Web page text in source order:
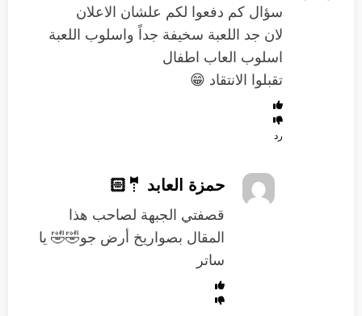
سؤال كم دفعوا لكم علشان الاعلان
لان جد اللعبة سخيفة جداً واسلوب اللعبة
اسلوب العاب اطفال
تقبلوا الانتقاد 😁
رد
حمزة العابد 🤵🏻
قصفتي الجبهة لصاحب هذا
المقال بصواريخ أرض جو🤣🤣 يا
ساتر